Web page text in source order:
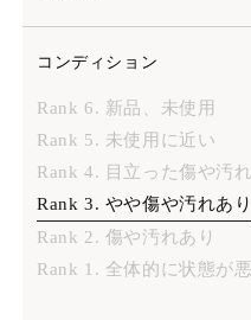
コンディション
Rank 6. 新品、未使用
Rank 5. 未使用に近い
Rank 4. 目立った傷や汚
Rank 3. やや傷や汚れあり
Rank 2. 傷や汚れあり
Rank 1. 全体的に状態が